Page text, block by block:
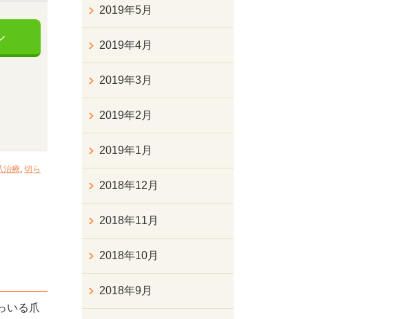
治療, 切ら
いる爪
2019年5月
2019年4月
2019年3月
2019年2月
2019年1月
2018年12月
2018年11月
2018年10月
2018年9月